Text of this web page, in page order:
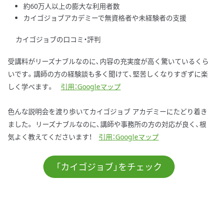
約60万人以上の膨大な利用者数
カイゴジョブアカデミーで無資格者や未経験者の支援
カイゴジョブの口コミ・評判
受講料がリーズナブルなのに、内容の充実度が高く驚いているくら
いです。講師の方の経験談も多く聞けて、堅苦しくなりすぎずに楽
しく学べます。 引用：Googleマップ
色んな説明会を渡り歩いてカイゴジョブ アカデミーにたどり着き
ました。 リーズナブルなのに、講師や事務所の方の対応が良く、根
気よく教えてくださいます！ 引用：Googleマップ
「カイゴジョブ」をチェック